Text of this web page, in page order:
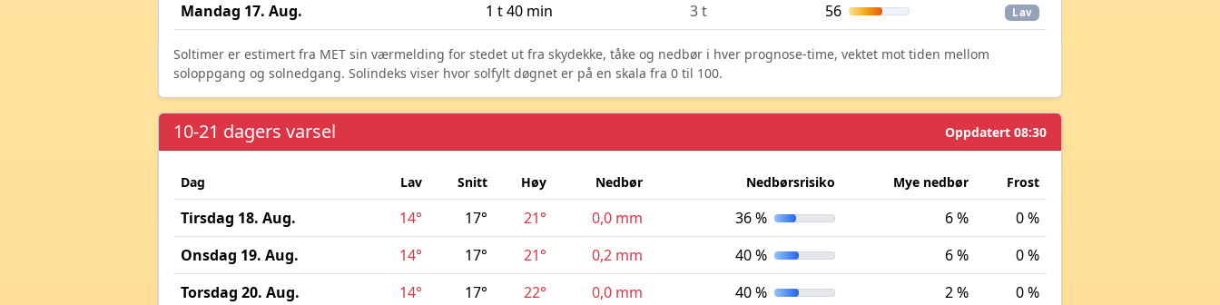
Mandag 17. Aug. 1 t 40 min 3 t 56 Lav
Soltimer er estimert fra MET sin værmelding for stedet ut fra skydekke, tåke og nedbør i hver prognose-time, vektet mot tiden mellom
soloppgang og solnedgang. Solindeks viser hvor solfylt døgnet er på en skala fra 0 til 100.
10-21 dagers varsel Oppdatert 08:30
Dag Lav Snitt Høy Nedbør Nedbørsrisiko Mye nedbør Frost
Tirsdag 18. Aug. 14° 17° 21° 0,0 mm 36 % 6 %
0 %
Onsdag 19. Aug.
14° 17° 21° 0,2 mm 40 % 6 %
0 %
Torsdag 20. Aug.
14° 17° 22° 0,0 mm 40 % 2 %
0 %